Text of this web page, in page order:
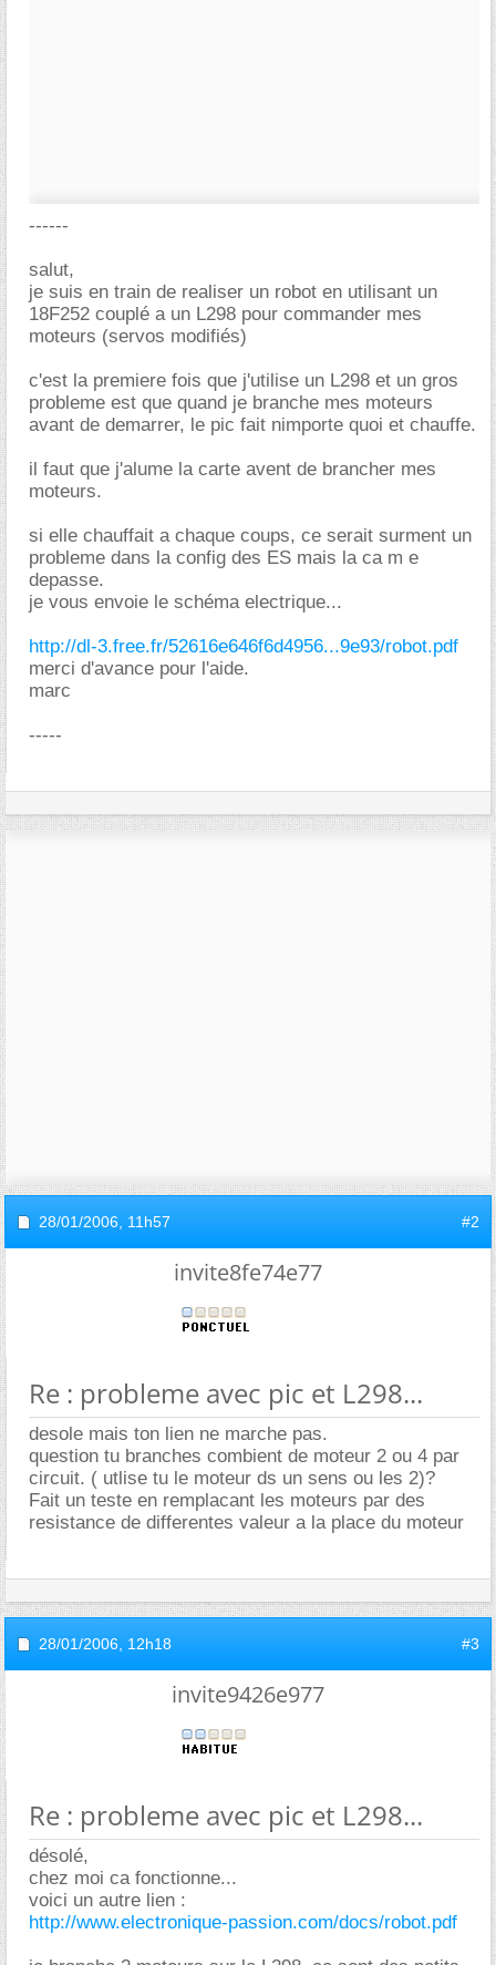
------
salut,
je suis en train de realiser un robot en utilisant un
18F252 couplé a un L298 pour commander mes
moteurs (servos modifiés)
c'est la premiere fois que j'utilise un L298 et un gros
probleme est que quand je branche mes moteurs
avant de demarrer, le pic fait nimporte quoi et chauffe.
il faut que j'alume la carte avent de brancher mes
moteurs.
si elle chauffait a chaque coups, ce serait surment un
probleme dans la config des ES mais la ca m e
depasse.
je vous envoie le schéma electrique...
http://dl-3.free.fr/52616e646f6d4956...9e93/robot.pdf
merci d'avance pour l'aide.
marc
-----
28/01/2006, 11h57 #2
invite8fe74e77
Re : probleme avec pic et L298...
desole mais ton lien ne marche pas.
question tu branches combient de moteur 2 ou 4 par
circuit. ( utlise tu le moteur ds un sens ou les 2)?
Fait un teste en remplacant les moteurs par des
resistance de differentes valeur a la place du moteur
28/01/2006, 12h18 #3
invite9426e977
Re : probleme avec pic et L298...
désolé,
chez moi ca fonctionne...
voici un autre lien :
http://www.electronique-passion.com/docs/robot.pdf